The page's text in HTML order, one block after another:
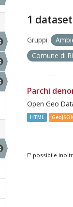
1
Gruppi:
Comune di
Parchi
Open Geo
HTML
E' possibile